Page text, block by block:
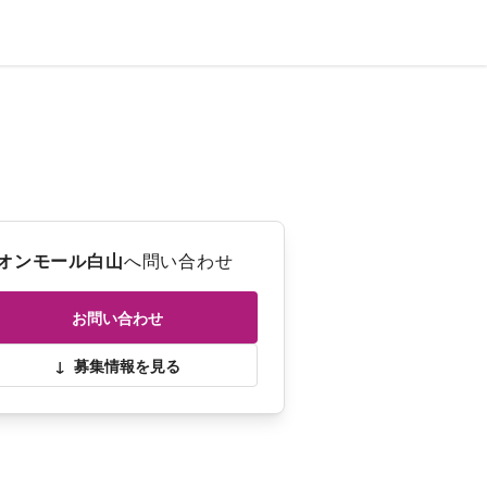
ンモール白山へ問い合わせ
お問い合わせ
↓ 募集情報を見る